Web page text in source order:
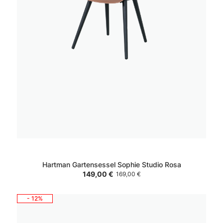
Hartman Gartensessel Sophie Studio Rosa
149,00 € 169,00 €
- 12%